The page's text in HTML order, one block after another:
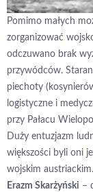
Pomimo małych
zorganizować
odczuwano brak
przywódców.
piechoty
logistyczne i
przy Pałacu
Duży entuzjazm
większości byli oni
wojskim
Erazm Skarżyński –